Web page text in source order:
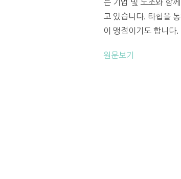
는 기업 및 노조와 함
고 있습니다. 타협을
이 맹점이기도 합니다
원문보기